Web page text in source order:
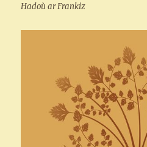
Hadoù ar Frankiz